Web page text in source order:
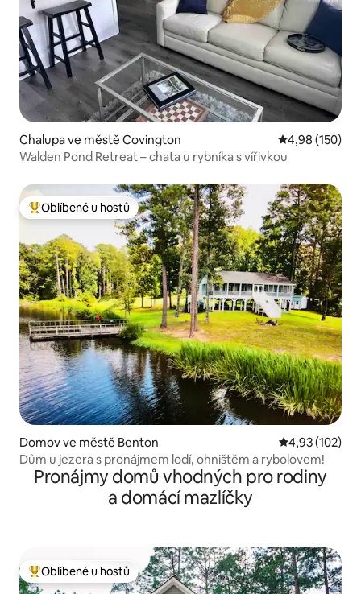
Chalupa ve městě Covington Průměrné
4,98 (150)
Walden Pond Retreat – chata u rybníka s vířivkou
Nejlepší v kategorii Oblíbené u hostů
Oblíbené u hostů
Domov ve městě Benton Průměrné
4,93 (102)
Dům u jezera s pronájmem lodí, ohništěm a rybolovem!
Pronájmy domů vhodných pro rodiny
a domácí mazlíčky
Nejlepší v kategorii Oblíbené u hostů
Oblíbené u hostů